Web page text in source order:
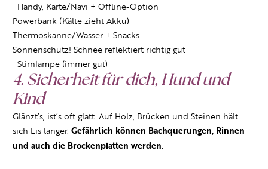
Handy, Karte/Navi + Offline-Option
Powerbank (Kälte zieht Akku)
Thermoskanne/Wasser + Snacks
Sonnenschutz! Schnee reflektiert richtig gut
Stirnlampe (immer gut)
4. Sicherheit für dich, Hund und
Kind
Glänzt’s, ist’s oft glatt. Auf Holz, Brücken und Steinen hält
sich Eis länger. Gefährlich können Bachquerungen, Rinnen
und auch die Brockenplatten werden.